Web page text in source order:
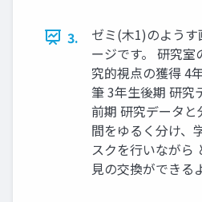
3.
ゼミ(木1)のよう
ージです。 研究
究的視点の獲得 4
筆 3年生後期 研究
前期 研究データ
間をゆるく分け、
スクを行いながら
見の交換ができる